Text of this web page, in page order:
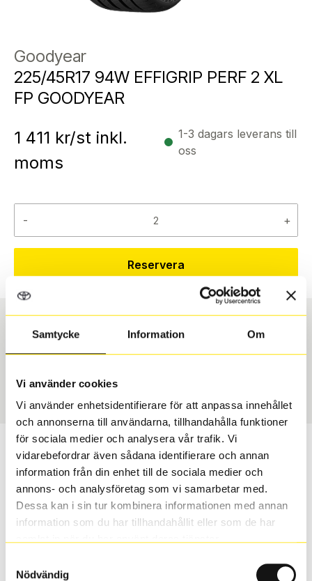
Samtycke Information Om
Vi använder cookies
Vi använder enhetsidentifierare för att anpassa innehållet
och annonserna till användarna, tillhandahålla funktioner
för sociala medier och analysera vår trafik. Vi
vidarebefordrar även sådana identifierare och annan
information från din enhet till de sociala medier och
annons- och analysföretag som vi samarbetar med.
Dessa kan i sin tur kombinera informationen med annan
information som du har tillhandahållit eller som de har
Nödvändig
Goodyear
225/45R17 94W EFFIGRIP PERF 2 XL
FP GOODYEAR
1 411 kr/st inkl.
moms
1-3 dagars leverans till
oss
- +
Reservera
Däcktyp
Sommar
Däckstorlek
225/45 R 17 94W
2725
Passar detta däck min bil?
Ange registreringsnummer för att se om det däck du
valt passar din bilmodell. Om du köper däck som skall
sättas på dina befintliga fälgar, se till att kolla en extra
inte vara samma dimension som bilen hade ut från